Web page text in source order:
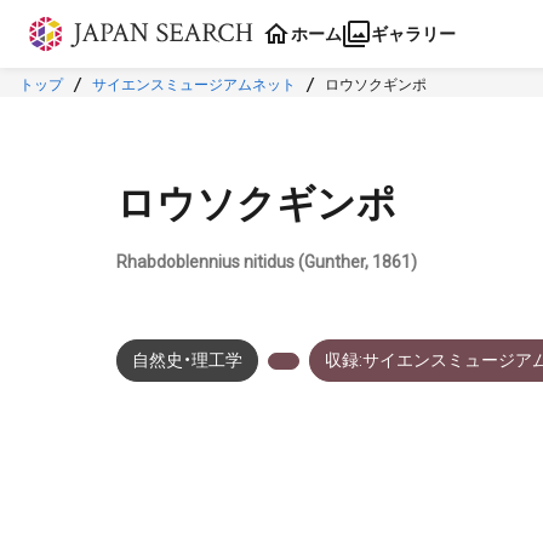
本文に飛ぶ
ホーム ギャラリー
トップ サイエンスミュージアムネット ロウソクギンポ
ロウソクギンポ
Rhabdoblennius nitidus (Gunther, 1861)
自然史・理工学 収録:サイエンスミュージア